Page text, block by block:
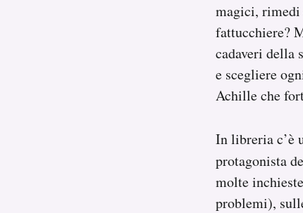
magici, rimedi
fattucchiere?
cadaveri della
e scegliere
Achille che
In libreria c’è
protagonista
molte
problemi),